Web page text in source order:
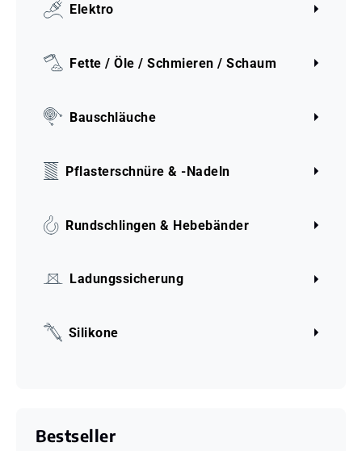
Elektro
Fette / Öle / Schmieren / Schaum
Bauschläuche
Pflasterschnüre & -Nadeln
Rundschlingen & Hebebänder
Ladungssicherung
Silikone
Bestseller